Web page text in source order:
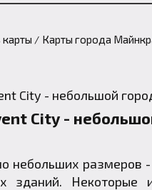
карты
Карты города
City -
небольших размеров
зданий.